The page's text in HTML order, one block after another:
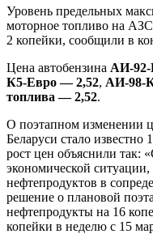
Уровень предельных
моторное топливо на АЗС
2 копейки, сообщили в
Цена автобензина АИ-
К5-Евро — 2,52, АИ-98-
топлива — 2,52.
О поэтапном изменении
Беларуси стало
рост цен объяснили так:
экономической
нефтепродуктов в
решение о плановой
нефтепродукты на 16
копейки в неделю с 15